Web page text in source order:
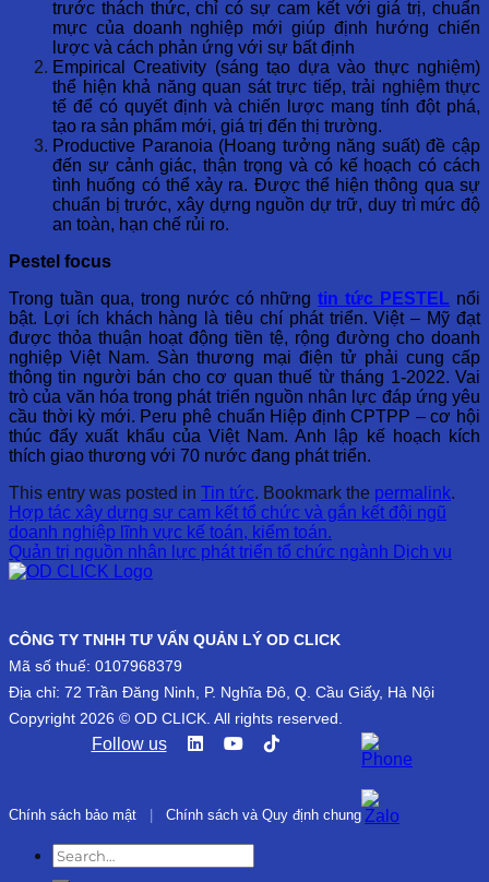
trước thách thức, chỉ có sự cam kết với giá trị, chuẩn
mực của doanh nghiệp mới giúp định hướng chiến
lược và cách phản ứng với sự bất định
Empirical Creativity (sáng tạo dựa vào thực nghiệm)
thể hiện khả năng quan sát trực tiếp, trải nghiệm thực
tế để có quyết định và chiến lược mang tính đột phá,
tạo ra sản phẩm mới, giá trị đến thị trường.
Productive Paranoia (Hoang tưởng năng suất) đề cập
đến sự cảnh giác, thận trọng và có kế hoạch có cách
tình huống có thể xảy ra. Được thể hiện thông qua sự
chuẩn bị trước, xây dựng nguồn dự trữ, duy trì mức độ
an toàn, hạn chế rủi ro.
Pestel focus
Trong tuần qua, trong nước có nhữngtin tức PESTEL nổi
bật. Lợi ích khách hàng là tiêu chí phát triển. Việt – Mỹ đạt
được thỏa thuận hoạt động tiền tệ, rộng đường cho doanh
nghiệp Việt Nam. Sàn thương mại điện tử phải cung cấp
thông tin người bán cho cơ quan thuế từ tháng 1-2022. Vai
trò của văn hóa trong phát triển nguồn nhân lực đáp ứng yêu
cầu thời kỳ mới. Peru phê chuẩn Hiệp định CPTPP – cơ hội
thúc đẩy xuất khẩu của Việt Nam. Anh lập kế hoạch kích
thích giao thương với 70 nước đang phát triển.
This entry was posted in Tin tức. Bookmark the permalink.
Hợp tác xây dựng sự cam kết tổ chức và gắn kết đội ngũ
doanh nghiệp lĩnh vực kế toán, kiểm toán.
Quản trị nguồn nhân lực phát triển tổ chức ngành Dịch vụ
CÔNG TY TNHH TƯ VẤN QUẢN LÝ OD CLICK
Mã số thuế: 0107968379
Địa chỉ: 72 Trần Đăng Ninh, P. Nghĩa Đô, Q. Cầu Giấy, Hà Nội
Copyright 2026 © OD CLICK. All rights reserved.
Follow us
Chính sách bảo mật Chính sách và Quy định chung